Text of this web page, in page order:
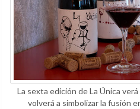
La sexta edición de La Única
volverá a simbolizar la fusión